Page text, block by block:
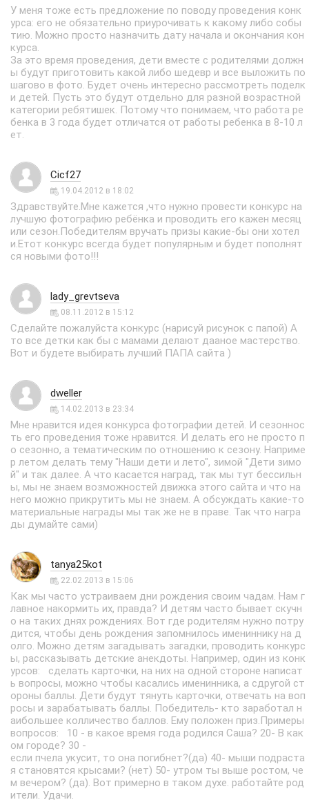
У меня тоже есть предложение по поводу проведения конк
урса: его не обязательно приурочивать к какому либо собы
тию. Можно просто назначить дату начала и окончания кон
курса.
За это время проведения, дети вместе с родителями должн
ы будут приготовить какой либо шедевр и все выложить по
шагово в фото. Будет очень интересно рассмотреть поделк
и детей. Пусть это будут отдельно для разной возрастной
категории ребятишек. Потому что понимаем, что работа ре
бенка в 3 года будет отличатся от работы ребенка в 8-10 л
ет.
Cicf27
19.04.2012 в 18:02
Здравствуйте.Мне кажется ,что нужно провести конкурс на
лучшую фотографию ребёнка и проводить его кажен месяц
или сезон.Победителям вручать призы какие-бы они хотел
и.Етот конкурс всегда будет популярным и будет пополнят
ся новыми фото!!!
lady_grevtseva
08.11.2012 в 15:12
Сделайте пожалуйста конкурс (нарисуй рисунок с папой) А
то все детки как бы с мамами делают дааное мастерство.
Вот и будете выбирать лучший ПАПА сайта )
dweller
14.02.2013 в 23:34
Мне нравится идея конкурса фотографии детей. И сезоннос
ть его проведения тоже нравится. И делать его не просто п
о сезонно, а тематическим по отношению к сезону. Наприме
р летом делать тему "Наши дети и лето", зимой "Дети зимо
й" и так далее. А что касается наград, так мы тут бессильн
ы, мы не знаем возможностей движка этого сайта и что на
него можно прикрутить мы не знаем. А обсуждать какие-то
материальные награды мы так же не в праве. Так что награ
ды думайте сами)
tanya25kot
22.02.2013 в 15:06
Как мы часто устраиваем дни рождения своим чадам. Нам г
лавное накормить их, правда? И детям часто бывает скучн
о на таких днях рождениях. Вот где родителям нужно потру
дится, чтобы день рождения запомнилось имениннику на д
олго. Можно детям загадывать загадки, проводить конкурс
ы, рассказывать детские анекдоты. Например, один из конк
урсов: сделать карточки, на них на одной стороне написат
ь вопросы, можно чтобы касались именинника, а сдругой ст
ороны баллы. Дети будут тянуть карточки, отвечать на воп
росы и зарабатывать баллы. Победитель- кто заработал н
аибольшее колличество баллов. Ему положен приз.Примеры
вопросов: 10 - в какое время года родился Саша? 20- В как
ом городе? 30 -
если пчела укусит, то она погибнет?(да) 40- мыши подраста
я становятся крысами? (нет) 50- утром ты выше ростом, че
м вечером? (да). Вот примерно в таком духе. работайте род
ители. Удачи.